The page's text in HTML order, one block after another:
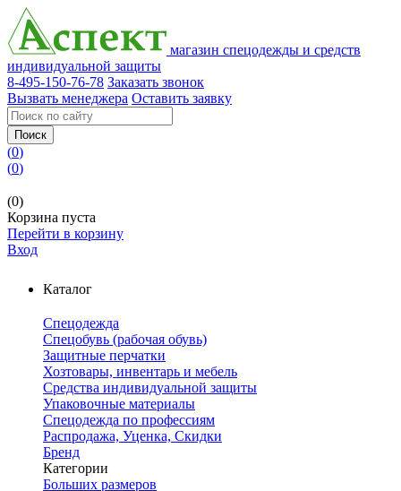
магазин спецодежды и средств
индивидуальной защиты
8-495-150-76-78 Заказать звонок
Вызвать менеджера Оставить заявку
Поиск
(0)
(0)
(0)
Корзина пуста
Перейти в корзину
Вход
Каталог
Спецодежда
Спецобувь (рабочая обувь)
Защитные перчатки
Хозтовары, инвентарь и мебель
Средства индивидуальной защиты
Упаковочные материалы
Спецодежда по профессиям
Распродажа, Уценка, Скидки
Бренд
Категории
Больших размеров